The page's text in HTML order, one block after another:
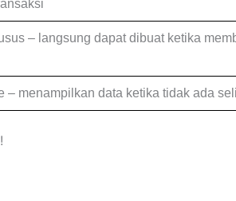
– langsung dapat dibuat ketika
– menampilkan data ketika tidak ada